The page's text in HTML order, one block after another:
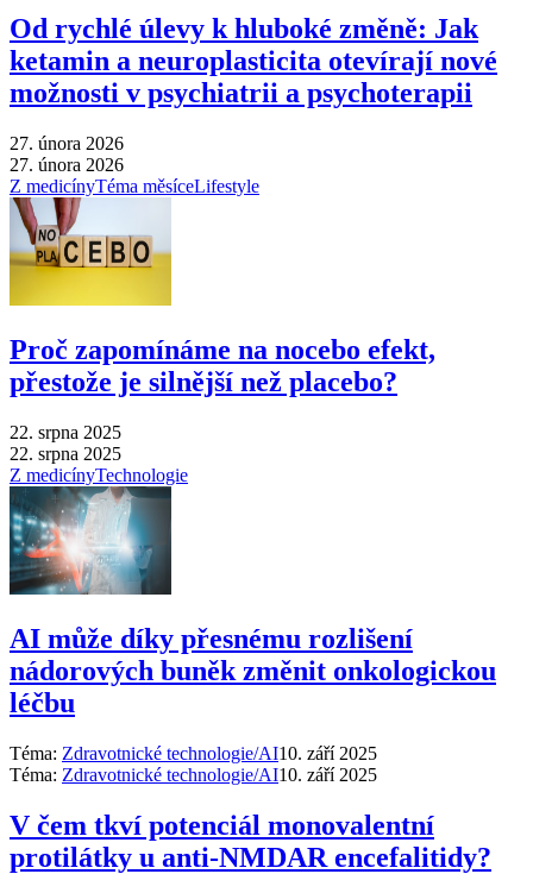
Od rychlé úlevy k hluboké změně: Jak
ketamin a neuroplasticita otevírají nové
možnosti v psychiatrii a psychoterapii
27. února 2026
27. února 2026
Z medicínyTéma měsíceLifestyle
Proč zapomínáme na nocebo efekt,
přestože je silnější než placebo?
22. srpna 2025
22. srpna 2025
Z medicínyTechnologie
AI může díky přesnému rozlišení
nádorových buněk změnit onkologickou
léčbu
Téma: Zdravotnické technologie/AI10. září 2025
Téma: Zdravotnické technologie/AI10. září 2025
V čem tkví potenciál monovalentní
protilátky u anti-NMDAR encefalitidy?